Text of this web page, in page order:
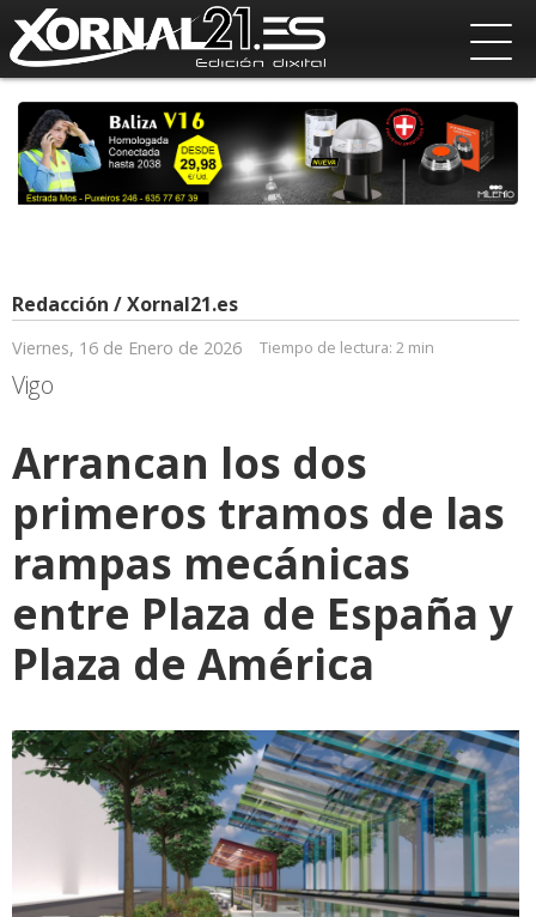
Redacción / Xornal21.es
Viernes, 16 de Enero de 2026 Tiempo de lectura: 2 min
Vigo
Arrancan los dos
primeros tramos de las
rampas mecánicas
entre Plaza de España y
Plaza de América